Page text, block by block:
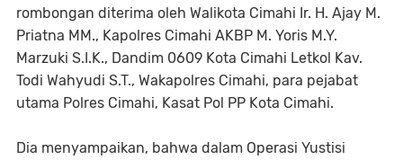
rombongan diterima oleh Walikota Cimahi Ir. H. Ajay M.
Priatna MM., Kapolres Cimahi AKBP M. Yoris M.Y.
Marzuki S.I.K., Dandim 0609 Kota Cimahi Letkol Kav.
Todi Wahyudi S.T., Wakapolres Cimahi, para pejabat
utama Polres Cimahi, Kasat Pol PP Kota Cimahi.
Dia menyampaikan, bahwa dalam Operasi Yustisi